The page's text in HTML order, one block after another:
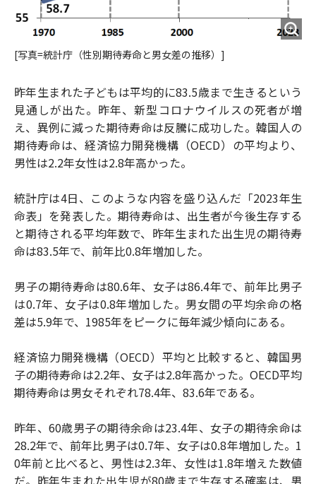
[写真=統計庁（性別期待寿命と男女差の推移）]
昨年生まれた子どもは平均的に83.5歳まで生きるという
見通しが出た。昨年、新型コロナウイルスの死者が増
え、異例に減った期待寿命は反騰に成功した。韓国人の
期待寿命は、経済協力開発機構（OECD）の平均より、
男性は2.2年女性は2.8年高かった。
統計庁は4日、このような内容を盛り込んだ「2023年生
命表」を発表した。期待寿命は、出生者が今後生存する
と期待される平均年数で、昨年生まれた出生児の期待寿
命は83.5年で、前年比0.8年増加した。
男子の期待寿命は80.6年、女子は86.4年で、前年比男子
は0.7年、女子は0.8年増加した。男女間の平均余命の格
差は5.9年で、1985年をピークに毎年減少傾向にある。
経済協力開発機構（OECD）平均と比較すると、韓国男
子の期待寿命は2.2年、女子は2.8年高かった。OECD平均
期待寿命は男女それぞれ78.4年、83.6年である。
昨年、60歳男子の期待余命は23.4年、女子の期待余命は
28.2年で、前年比男子は0.7年、女子は0.8年増加した。1
0年前と比べると、男性は2.3年、女性は1.8年増えた数値
だ。昨年生まれた出生児が80歳まで生存する確率は、男